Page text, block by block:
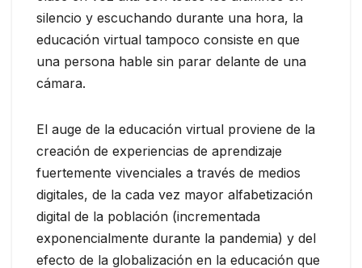
silencio y escuchando durante una hora, la
educación virtual tampoco consiste en que
una persona hable sin parar delante de una
cámara.
El auge de la educación virtual proviene de la
creación de experiencias de aprendizaje
fuertemente vivenciales a través de medios
digitales, de la cada vez mayor alfabetización
digital de la población (incrementada
exponencialmente durante la pandemia) y del
efecto de la globalización en la educación que